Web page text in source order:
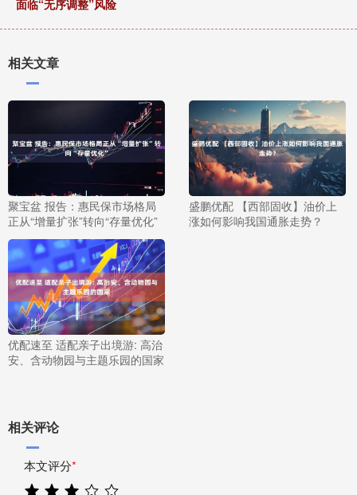
面临“无序调整”风险
相关文章
聚宝盆 报告：惠民保市场格局
正从“增量扩张”转向“存量优化”
盛鹏优配 【西部固收】油价上
涨如何影响我国通胀走势？
优配速至 适配亲子出境游: 高治
安、含动物园与主题乐园的国家
相关评论
本文评分*